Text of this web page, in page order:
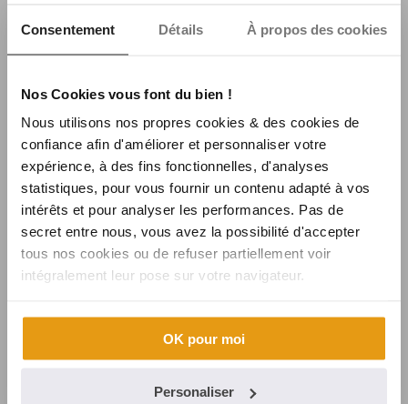
Consentement Détails À propos des cookies
Nos Cookies vous font du bien !
Nous utilisons nos propres cookies & des cookies de
confiance afin d'améliorer et personnaliser votre
expérience, à des fins fonctionnelles, d'analyses
statistiques, pour vous fournir un contenu adapté à vos
intérêts et pour analyser les performances. Pas de
secret entre nous, vous avez la possibilité d'accepter
tous nos cookies ou de refuser partiellement voir
intégralement leur pose sur votre navigateur.
OK pour moi
Personaliser
L’UNION EUROPÉENNE CONÇOIT SON PROPRE PORTEFEUILLE NUMÉRIQUE